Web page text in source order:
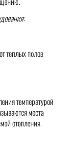
теплых полов
температурой
места
отопления.